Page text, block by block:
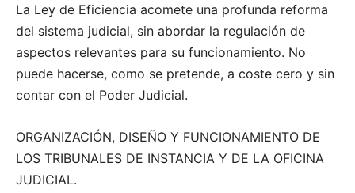
La Ley de Eficiencia acomete una profunda reforma
del sistema judicial, sin abordar la regulación de
aspectos relevantes para su funcionamiento. No
puede hacerse, como se pretende, a coste cero y sin
contar con el Poder Judicial.
ORGANIZACIÓN, DISEÑO Y FUNCIONAMIENTO DE
LOS TRIBUNALES DE INSTANCIA Y DE LA OFICINA
JUDICIAL.